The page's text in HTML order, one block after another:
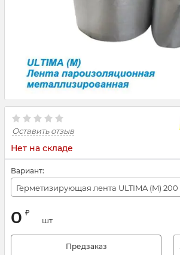
Оставить отзыв
Нет на складе
Вариант:
Герметизирующая лента ULTIMA (M)
0 ₽
шт
Предзаказ